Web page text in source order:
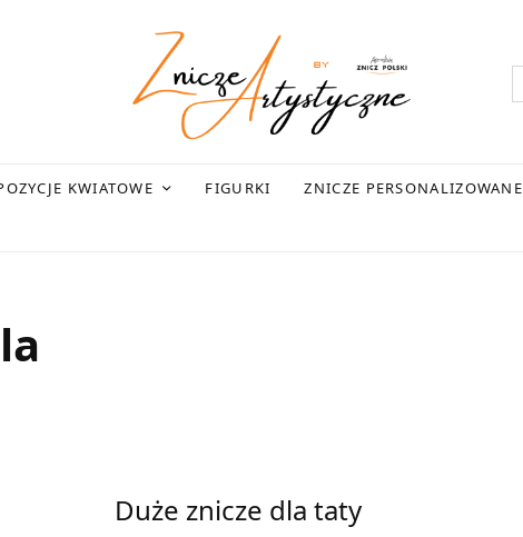
KWIATOWE FIGURKI ZNICZE PERSONALIZOWANE
Duże znicze dla taty